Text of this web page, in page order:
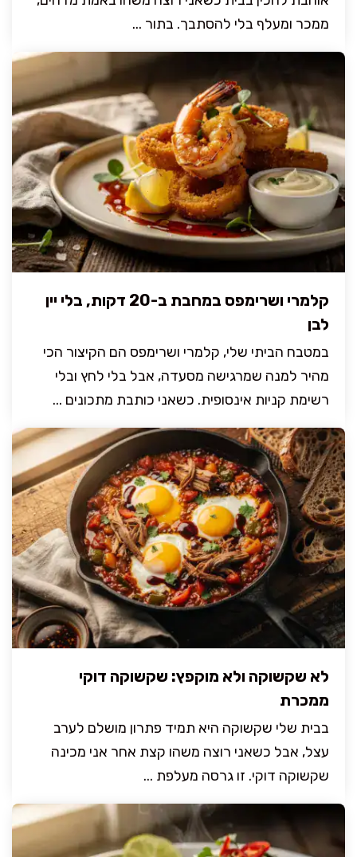
ממכר ומעלף בלי להסתבך. בתור ...
קלמרי ושרימפס במחבת ב-20 דקות, בלי יין
לבן
במטבח הביתי שלי, קלמרי ושרימפס הם הקיצור הכי
מהיר למנה שמרגישה מסעדה, אבל בלי לחץ ובלי
רשימת קניות אינסופית. כשאני כותבת מתכונים ...
לא שקשוקה ולא מוקפץ: שקשוקה דוקי
ממכרת
בבית שלי שקשוקה היא תמיד פתרון מושלם לערב
עצל, אבל כשאני רוצה משהו קצת אחר אני מכינה
שקשוקה דוקי. זו גרסה מעלפת ...